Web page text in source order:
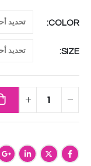
COLOR
SIZE